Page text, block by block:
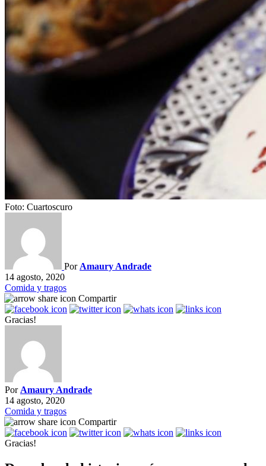
Foto: Cuartoscuro
Por Amaury Andrade
14 agosto, 2020
Comida y tragos
Compartir
Gracias!
Por Amaury Andrade
14 agosto, 2020
Comida y tragos
Compartir
Gracias!